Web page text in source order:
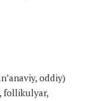
oddiy)
follikulyar,